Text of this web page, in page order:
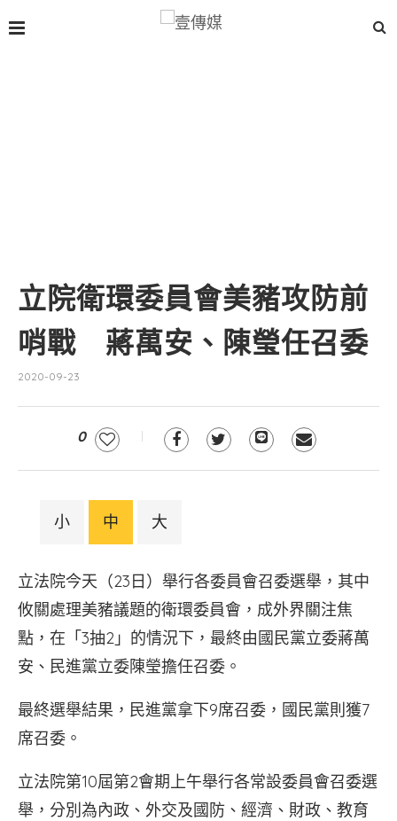
立院衛環委員會美豬攻防前
哨戰 蔣萬安、陳瑩任召委
2020-09-23
0
小 中 大
立法院今天（23日）舉行各委員會召委選舉，其中
攸關處理美豬議題的衛環委員會，成外界關注焦
點，在「3抽2」的情況下，最終由國民黨立委蔣萬
安、民進黨立委陳瑩擔任召委。
最終選舉結果，民進黨拿下9席召委，國民黨則獲7
席召委。
立法院第10屆第2會期上午舉行各常設委員會召委選
舉，分別為內政、外交及國防、經濟、財政、教育